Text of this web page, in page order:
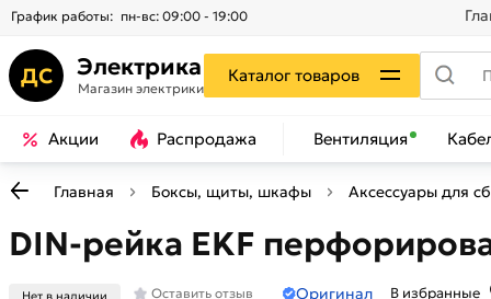
График работы: пн-вс: 09:00 - 19:00
ДС Электрика
Магазин электрики
Каталог товаров
Акции Распродажа Вентиляция
Главная Боксы, щиты, шкафы Аксессуары для
DIN-рейка EKF
Нет в наличии Оставить отзыв Оригинал В избранные